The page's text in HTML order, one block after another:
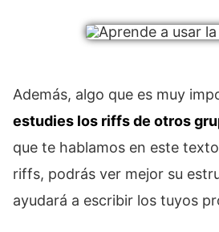
Además, algo que es muy
estudies los riffs de otros
que te hablamos en este
riffs, podrás ver mejor su
ayudará a escribir los tuyos